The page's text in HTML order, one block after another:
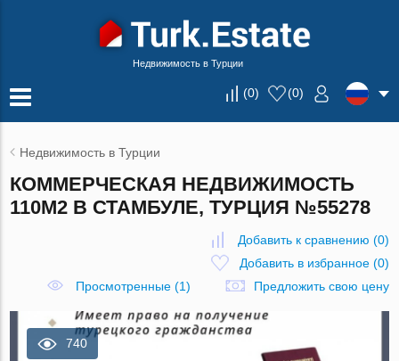
Недвижимость в Турции
(0) (0)
Недвижимость в Турции
КОММЕРЧЕСКАЯ НЕДВИЖИМОСТЬ
110М2 В СТАМБУЛЕ, ТУРЦИЯ №55278
Добавить к сравнению (0)
Добавить в избранное(0)
Просмотренные (1)
Предложить свою цену
740